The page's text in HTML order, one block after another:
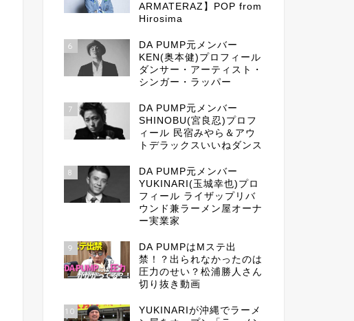
ARMATERAZ】POP from
Hirosima
6
DA PUMP元メンバー
KEN(奥本健)プロフィール
ダンサー・アーティスト・
シンガー・ラッパー
7
DA PUMP元メンバー
SHINOBU(宮良忍)プロフ
ィール 民宿みやら＆アウ
トデラックスいいねダンス
8
DA PUMP元メンバー
YUKINARI(玉城幸也)プロ
フィール ライザップリバ
ウンド兼ラーメン屋オーナ
ー実業家
9
DA PUMPはMステ出
禁！？出られなかったのは
圧力のせい？松浦勝人さん
切り抜き動画
10
YUKINARIが沖縄でラーメ